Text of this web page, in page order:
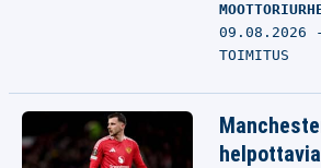
09.08.2026
TOIMITUS